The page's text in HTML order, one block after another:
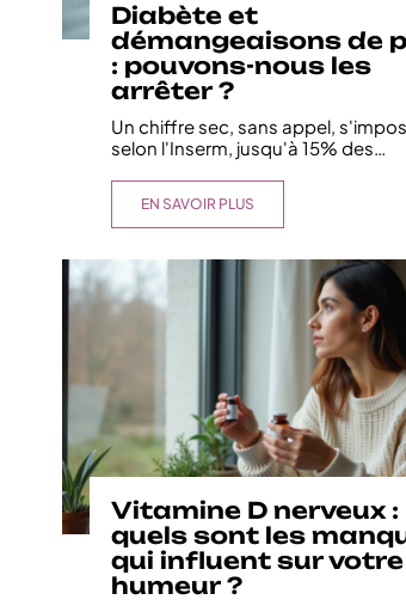
Diabète et
démangeaisons de
: pouvons-nous les
arrêter ?
Un chiffre sec, sans appel,
selon l'Inserm, jusqu'à 15% des…
EN SAVOIR PLUS
Vitamine D nerveux :
quels sont les
qui influent sur votre
humeur ?